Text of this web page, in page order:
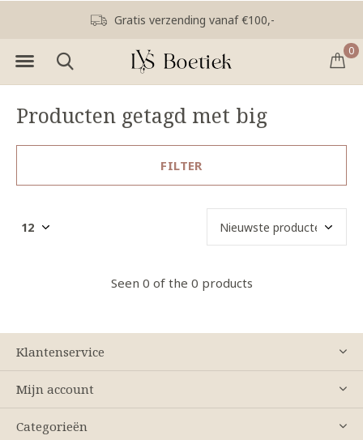
0
Gratis verzending vanaf €100,-
Producten getagd met big
FILTER
Seen 0 of the 0 products
Klantenservice
Mijn account
Categorieën